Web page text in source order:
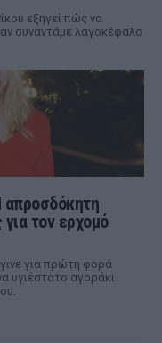
εξηγεί πώς να
συναντάμε λαγοκέφαλο
τον ερχομό
για πρώτη φορά
υγιέστατο αγοράκι